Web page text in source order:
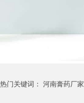
热门关键词： 河南膏药厂家